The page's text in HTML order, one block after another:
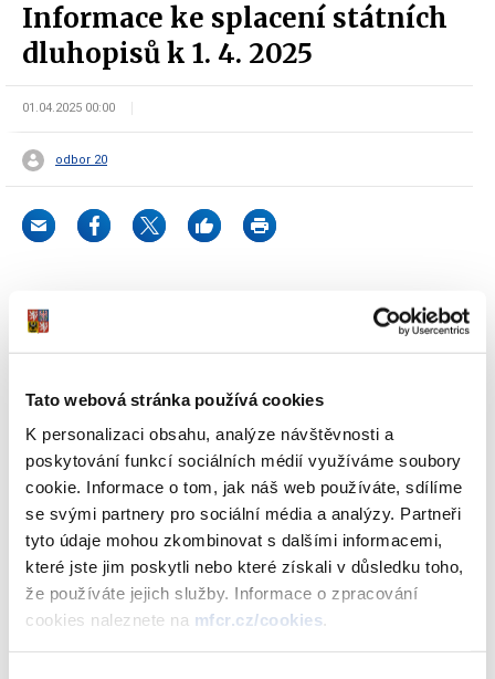
Tato webová stránka používá cookies
K personalizaci obsahu, analýze návštěvnosti a
poskytování funkcí sociálních médií využíváme soubory
cookie. Informace o tom, jak náš web používáte, sdílíme
se svými partnery pro sociální média a analýzy. Partneři
tyto údaje mohou zkombinovat s dalšími informacemi,
které jste jim poskytli nebo které získali v důsledku toho,
že používáte jejich služby. Informace o zpracování
cookies naleznete na mfcr.cz/cookies.
Informace ke splacení státních
dluhopisů k 1. 4. 2025
01.04.2025 00:00
odbor 20
K datu 1. 4. 2025 proběhlo řádné splacení následujících státních
dluhopisů:
FIX % (ISIN CZ0001005631), v celkové jmenovité hodnotě
812 441 219,00 Kč.
Pro splacení jmenovité hodnoty těchto státních dluhopisů byl
použit platební účet uvedený v poslední žádosti o úpis (nebo na
jiné žádosti související se správou státních dluhopisů) nebo
poslední platební účet zadaný prostřednictvím elektronického
přístupu ke správě majetkového účtu.
Celková jmenovitá hodnota státních dluhopisů určených pro